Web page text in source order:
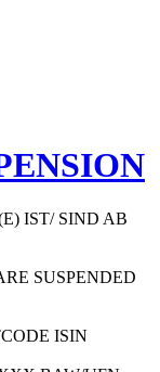
IST/ SIND AB
SUSPENDED
ISIN